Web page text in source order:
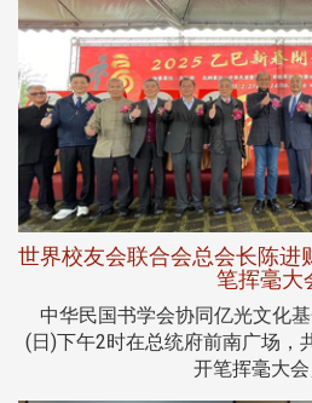
世界校友会联合会总会长陈进
笔挥毫大
中华民国书学会协同亿光文化
(日)下午2时在总统府前南广场，
开笔挥毫大会